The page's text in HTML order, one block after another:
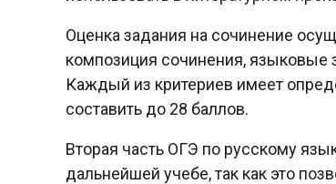
Оценка задания на сочинение
композиция сочинения, языковые
Каждый из критериев имеет
составить до 28 баллов.
Вторая часть ОГЭ по русскому
дальнейшей учебе, так как это